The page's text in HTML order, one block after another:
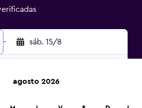
- sáb. 15/8
agosto 2026